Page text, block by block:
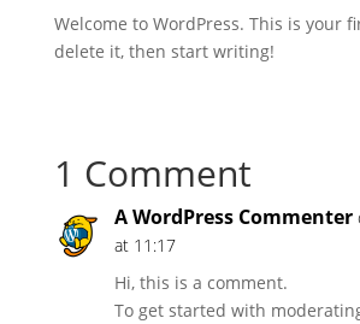
Welcome to WordPress. This is your
delete it, then start writing!
1 Comment
A WordPress Commenter
at 11:17
Hi, this is a comment.
To get started with